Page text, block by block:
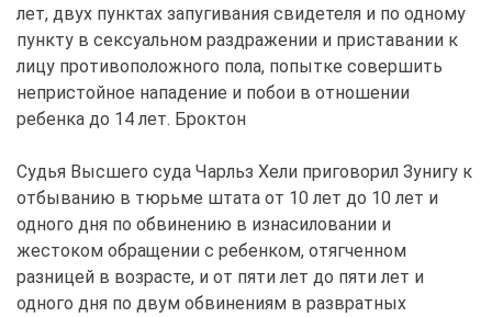
лет, двух пунктах запугивания свидетеля и по одному
пункту в сексуальном раздражении и приставании к
лицу противоположного пола, попытке совершить
непристойное нападение и побои в отношении
ребенка до 14 лет. Броктон
Судья Высшего суда Чарльз Хели приговорил Зунигу к
отбыванию в тюрьме штата от 10 лет до 10 лет и
одного дня по обвинению в изнасиловании и
жестоком обращении с ребенком, отягченном
разницей в возрасте, и от пяти лет до пяти лет и
одного дня по двум обвинениям в развратных